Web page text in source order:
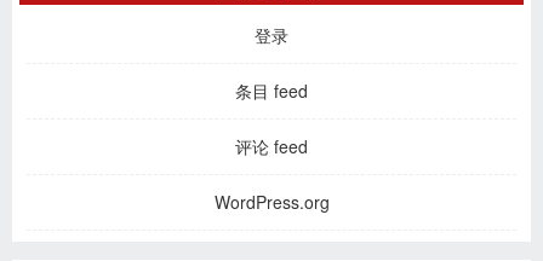
登录
条目 feed
评论 feed
WordPress.org